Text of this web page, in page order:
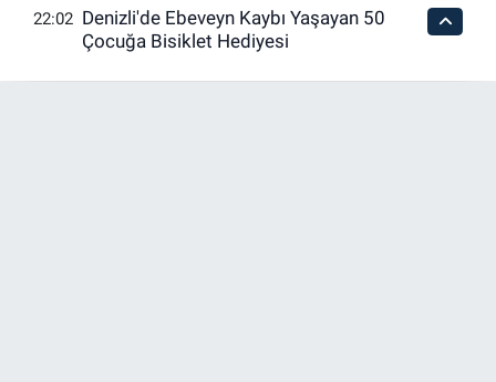
Merkezefendi Trafik
Yoğunluk Haritası
Puan Durumu ve Fikstür
22:02 Denizli'de Ebeveyn Kaybı Yaşayan 50
Çocuğa Bisiklet Hediyesi